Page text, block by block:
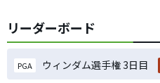
リーダーボード
PGA ウィンダム選手権 3日目